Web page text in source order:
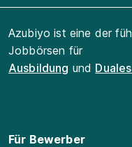
Azubiyo ist eine der
Jobbörsen für
Ausbildung und
Für Bewerber